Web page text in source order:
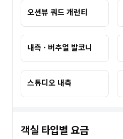
오션뷰 쿼드 개런티
내측 · 버추얼 발코니
스튜디오 내측
객실 타입별 요금